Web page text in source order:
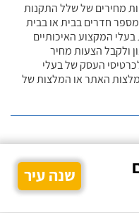
מחירים של שלל התקנות
חדרים בבית או בבית
המקצוע האיכותיים
ולקבל הצעות מחיר
העסק של בעלי
האתר או המלצות של
שנה עיר